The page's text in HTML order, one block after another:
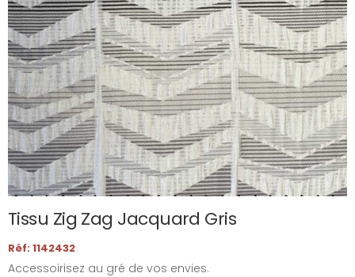
Tissu Zig Zag Jacquard Gris
Réf: 1142432
Accessoirisez au gré de vos envies.